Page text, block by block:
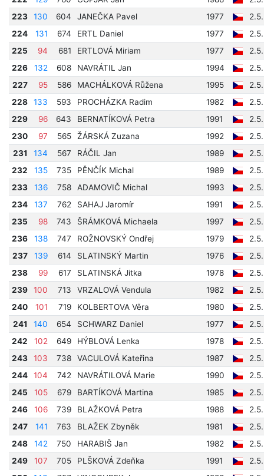
223
130 604 JANEČKA Pavel 1977
224
131 674 ERTL Daniel 1977
225
94 681 ERTLOVÁ Miriam 1977
226
132 608 NAVRÁTIL Jan 1994
227
95 586 MACHÁLKOVÁ Růžena 1995
228
133 593 PROCHÁZKA Radim 1982
229
96 643 BERNATÍKOVÁ Petra 1991
230
97 565 ŽÁRSKÁ Zuzana 1992
231
134 567 RÁČIL Jan 1989
232
135 735 PĚNČÍK Michal 1989
233
136 758 ADAMOVIČ Michal 1993
234
137 762 SAHAJ Jaromír 1991
235
98 743 ŠRÁMKOVÁ Michaela 1997
236
138 747 ROŽNOVSKÝ Ondřej 1979
237
139 614 SLATINSKÝ Martin 1976
238
99 617 SLATINSKÁ Jitka 1978
239
100 713 VRZALOVÁ Vendula 1982
240
101 719 KOLBERTOVA Věra 1980
241
140 654 SCHWARZ Daniel 1977
242
102 649 HÝBLOVÁ Lenka 1978
243
103 738 VACULOVÁ Kateřina 1987
244
104 742 NAVRÁTILOVÁ Marie 1990
245
105 679 BARTÍKOVÁ Martina 1985
246
106 739 BLAŽKOVÁ Petra 1988
247
141 763 BLAŽEK Zbyněk 1981
248
142 750 HARABIŠ Jan 1982
249
107 705 PLŠKOVÁ Zdeňka 1991